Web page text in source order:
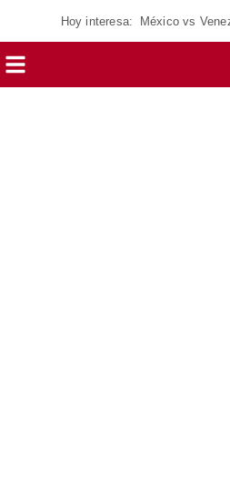
Hoy interesa: México vs